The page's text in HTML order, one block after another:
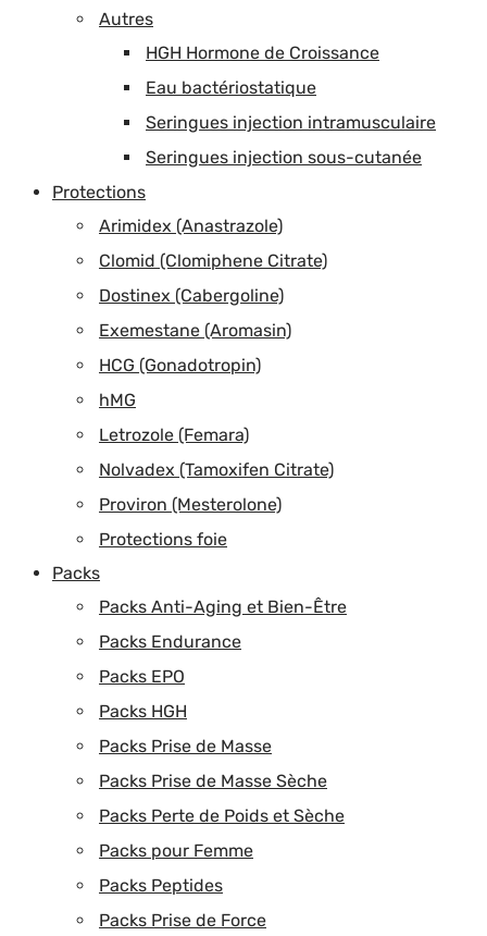
Autres
HGH Hormone de Croissance
Eau bactériostatique
Seringues injection intramusculaire
Seringues injection sous-cutanée
Protections
Arimidex (Anastrazole)
Clomid (Clomiphene Citrate)
Dostinex (Cabergoline)
Exemestane (Aromasin)
HCG (Gonadotropin)
hMG
Letrozole (Femara)
Nolvadex (Tamoxifen Citrate)
Proviron (Mesterolone)
Protections foie
Packs
Packs Anti-Aging et Bien-Être
Packs Endurance
Packs EPO
Packs HGH
Packs Prise de Masse
Packs Prise de Masse Sèche
Packs Perte de Poids et Sèche
Packs pour Femme
Packs Peptides
Packs Prise de Force